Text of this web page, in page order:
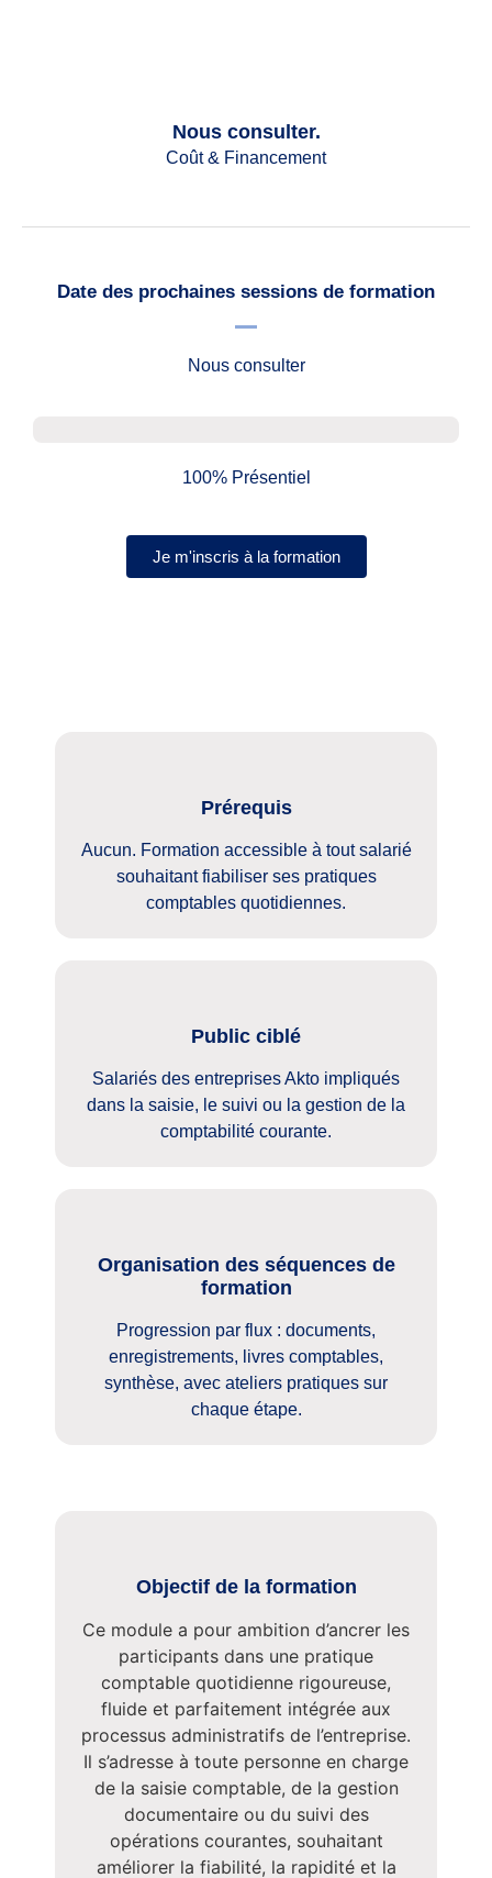
Nous consulter.
Coût & Financement
Date des prochaines sessions de formation
Nous consulter
100% Présentiel
Je m'inscris à la formation
Prérequis
Aucun. Formation accessible à tout salarié
souhaitant fiabiliser ses pratiques
comptables quotidiennes.
Public ciblé
Salariés des entreprises Akto impliqués
dans la saisie, le suivi ou la gestion de la
comptabilité courante.
Organisation des séquences de
formation
Progression par flux : documents,
enregistrements, livres comptables,
synthèse, avec ateliers pratiques sur
chaque étape.
Objectif de la formation
Ce module a pour ambition d’ancrer les
participants dans une pratique
comptable quotidienne rigoureuse,
fluide et parfaitement intégrée aux
processus administratifs de l’entreprise.
Il s’adresse à toute personne en charge
de la saisie comptable, de la gestion
documentaire ou du suivi des
opérations courantes, souhaitant
améliorer la fiabilité, la rapidité et la